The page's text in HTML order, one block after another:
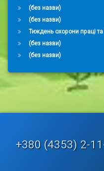
(без назви)
(без назви)
Тиждень охорони праці та
(без назви)
(без назви)
Tel:
+380 (4353) 2-